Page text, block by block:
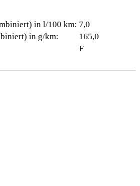
in l/100 km: 7,0
in g/km:
165,0
F